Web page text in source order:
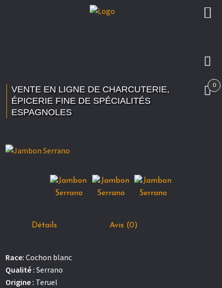
VENTE EN LIGNE DE CHARCUTERIE,
ÉPICERIE FINE DE SPÉCIALITÉS
ESPAGNOLES
Détails Avis (0)
Race:Cochon blanc
Qualité : Serrano
Origine : Teruel
0